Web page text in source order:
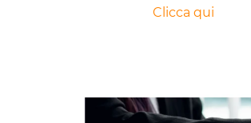
Clicca qui